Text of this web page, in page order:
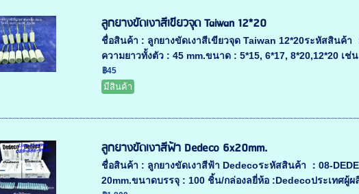
ลูกยางขัดเงาสีเขียวจุด Taiwan 12*20
ชื่อสินค้า : ลูกยางขัดเงาสีเขียวจุด Taiwan 12*20ระหัสสินค้า
ความยาวทั้งตัว : 45 mm.ขนาด : 5*15, 6*17, 8*20,12*20 เช่
฿45
มีสินค้า
ลูกยางขัดเงาสีฟ้า Dedeco 6x20mm.
ชื่อสินค้า : ลูกยางขัดเงาสีฟ้า Dedecoระหัสสินค้า ：08-
20mm.ขนาดบรรจุ : 100 ชิ้น/กล่องลยี่ห้อ :Dedecoประเทศผู้ผ